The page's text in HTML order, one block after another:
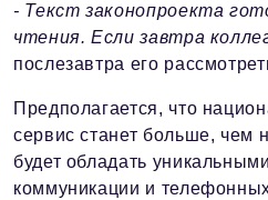
- Текст законопроекта
чтения. Если завтра
послезавтра его
Предполагается, что
сервис станет больше, чем
будет обладать
коммуникации и